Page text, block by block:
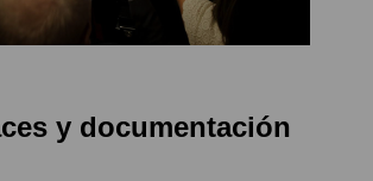
y documentación